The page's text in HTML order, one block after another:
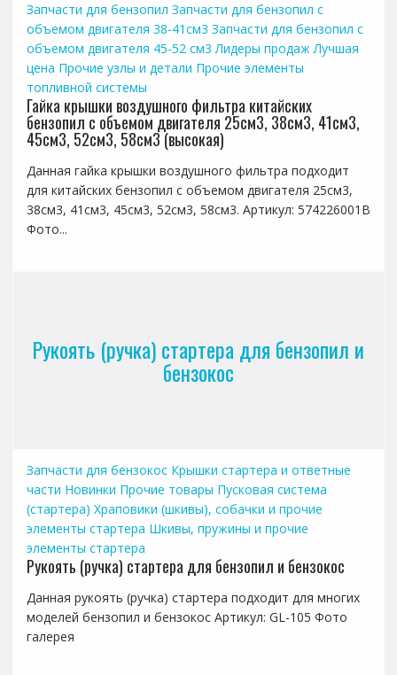
Запчасти для бензопил Запчасти для бензопил с
объемом двигателя 38-41см3 Запчасти для бензопил с
объемом двигателя 45-52 см3 Лидеры продаж Лучшая
цена Прочие узлы и детали Прочие элементы
топливной системы
Гайка крышки воздушного фильтра китайских
бензопил с объемом двигателя 25см3, 38см3, 41см3,
45см3, 52см3, 58см3 (высокая)
Данная гайка крышки воздушного фильтра подходит
для китайских бензопил с объемом двигателя 25см3,
38см3, 41см3, 45см3, 52см3, 58см3. Артикул: 574226001B
Фото...
Рукоять (ручка) стартера для бензопил и
бензокос
Запчасти для бензокос Крышки стартера и ответные
части Новинки Прочие товары Пусковая система
(стартера) Храповики (шкивы), собачки и прочие
элементы стартера Шкивы, пружины и прочие
элементы стартера
Рукоять (ручка) стартера для бензопил и бензокос
Данная рукоять (ручка) стартера подходит для многих
моделей бензопил и бензокос Артикул: GL-105 Фото
галерея